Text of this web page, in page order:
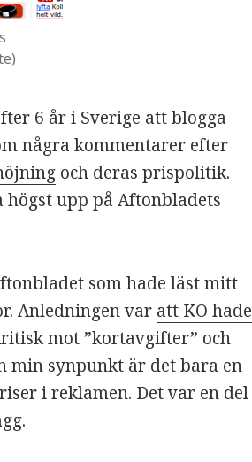
6 år i Sverige att blogga
några kommentarer efter
och deras prispolitik.
upp på Aftonbladets
som hade läst mitt
Anledningen var att KO hade
mot ”kortavgifter” och
min synpunkt är det bara en
i reklamen. Det var en del